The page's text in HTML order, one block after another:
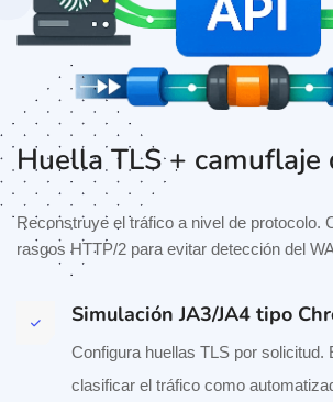
Huella TLS + camuflaje
Reconstruye el tráfico a nivel de protocolo.
rasgos HTTP/2 para evitar detección del
Simulación JA3/JA4 tipo
Configura huellas TLS por solicitud.
clasificar el tráfico como